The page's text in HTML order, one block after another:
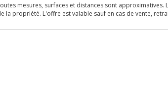
mesures, surfaces et distances sont
la propriété. L'offre est valable sauf en cas de vente,